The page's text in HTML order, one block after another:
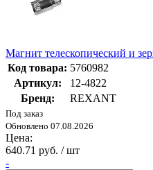
Магнит телескопический и
Код товара: 5760982
Артикул:
12-4822
Бренд:
REXANT
Под заказ
Обновлено 07.08.2026
Цена:
640.71 руб. / шт
-